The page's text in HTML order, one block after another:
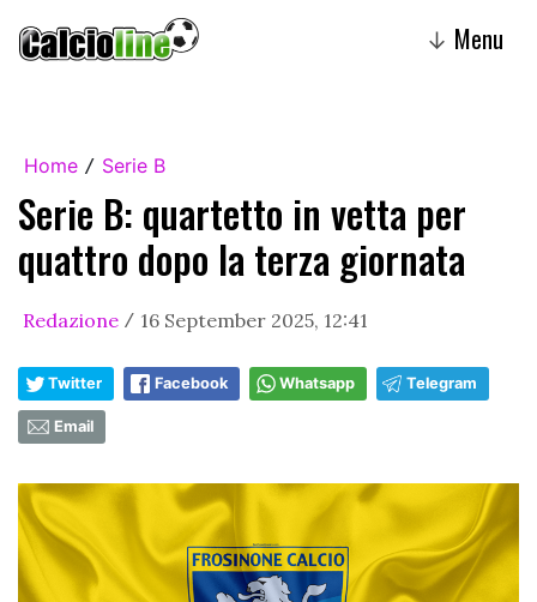
↓ Menu
Home / Serie B
Serie B: quartetto in vetta per
quattro dopo la terza giornata
Redazione / 16 September 2025, 12:41
Twitter Facebook Whatsapp Telegram
Email